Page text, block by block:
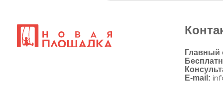
Главный
E-mail: